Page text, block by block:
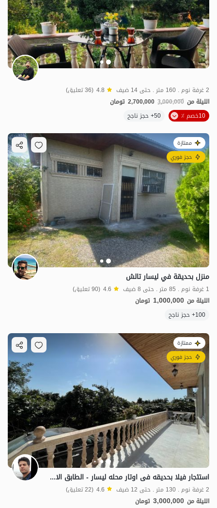
1مليون ت 4.6
2 غرفة نوم . 160 متر . حتى 14 ضيف 4.8 (36 تعليق)
الليلة من 3,000,000
2,700,000 تومان
10خصم ٪
50+ حجز ناجح
ممتازة
حجز فوري
منزل بحديقة في ليسار تالش
1 غرفة نوم . 85 متر . حتى 8 ضيف 4.6 (90 تعليق)
الليلة من 1,000,000 تومان
100+ حجز ناجح
ممتازة
حجز فوري
استئجار فیلا بحدیقه فی اوتار محله لیسار - الطابق الارضی
2 غرفة نوم . 130 متر . حتى 12 ضيف 4.6 (22 تعليق)
الليلة من 3,000,000 تومان